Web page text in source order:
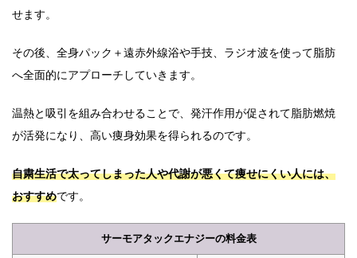
せます。
その後、全身パック＋遠赤外線浴や手技、ラジオ波を使って脂肪
へ全面的にアプローチしていきます。
温熱と吸引を組み合わせることで、発汗作用が促されて脂肪燃焼
が活発になり、高い痩身効果を得られるのです。
自粛生活で太ってしまった人や代謝が悪くて痩せにくい人には、
おすすめです。
サーモアタックエナジーの料金表